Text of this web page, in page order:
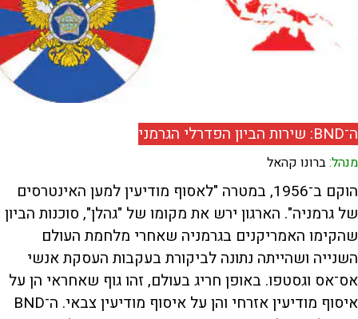
ה־BND: שירות הביון הפדרלי הגרמני
מנהל:ברונו קהאל
הוקם ב־1956, במטרה "לאסוף מודיעין למען האינטרסים
של גרמניה". הארגון ירש את מקומו של "גהלן", סוכנות הביון
שהקימו האמריקנים בגרמניה שאחרי מלחמת העולם
השנייה ושהייתה נתונה לביקורת בעקבות העסקת אנשי
אס־אס וגסטפו. באופן חריג בעולם, זהו גוף שאחראי הן על
איסוף מודיעין אזרחי והן על איסוף מודיעין צבאי. ה־BND